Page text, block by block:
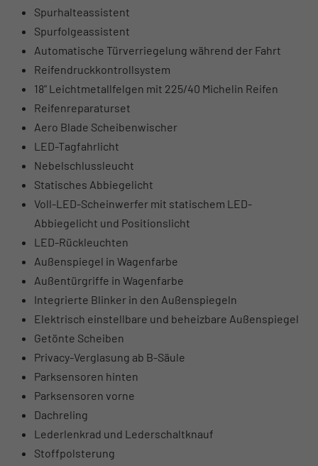
Spurhalteassistent
Spurfolgeassistent
Automatische Türverriegelung während der Fahrt
Reifendruckkontrollsystem
18" Leichtmetallfelgen mit 225/40 Michelin Reifen
Reifenreparaturset
Aero Blade Scheibenwischer
LED-Tagfahrlicht
Nebelschlussleucht
Statisches Abbiegelicht
Voll-LED-Scheinwerfer mit statischem LED-
Abbiegelicht und Positionslicht
LED-Rückleuchten
Außenspiegel in Wagenfarbe
Außentürgriffe in Wagenfarbe
Integrierte Blinker in den Außenspiegeln
Elektrisch einstellbare und beheizbare Außenspiegel
Getönte Scheiben
Privacy-Verglasung ab B-Säule
Parksensoren hinten
Parksensoren vorne
Dachreling
Lederlenkrad und Lederschaltknauf
Stoffpolsterung